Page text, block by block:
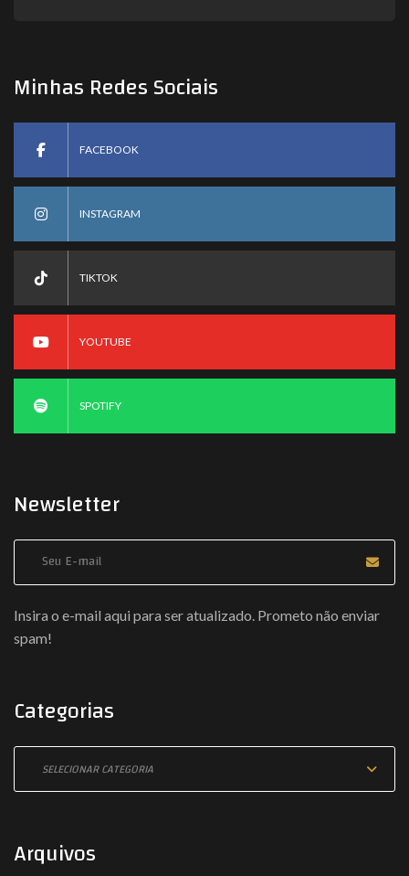
Minhas Redes Sociais
FACEBOOK
INSTAGRAM
TIKTOK
YOUTUBE
SPOTIFY
Newsletter
Insira o e-mail aqui para ser atualizado. Prometo não enviar
spam!
Categorias
Arquivos